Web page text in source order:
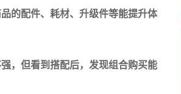
的配件、耗材、升级件等能提升体
，但看到搭配后，发现组合购买能